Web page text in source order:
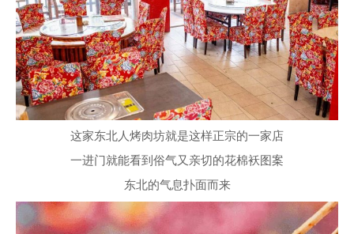
这家东北人烤肉坊就是这样正宗的一家店
一进门就能看到俗气又亲切的花棉袄图案
东北的气息扑面而来